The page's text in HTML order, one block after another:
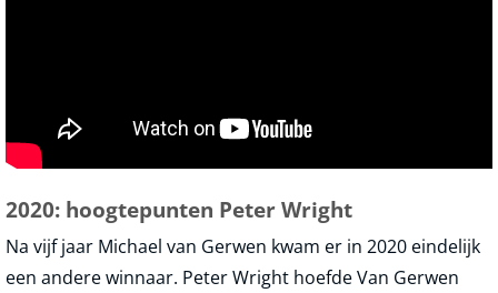
2020: hoogtepunten Peter Wright
Na vijf jaar Michael van Gerwen kwam er in 2020 eindelijk
een andere winnaar. Peter Wright hoefde Van Gerwen